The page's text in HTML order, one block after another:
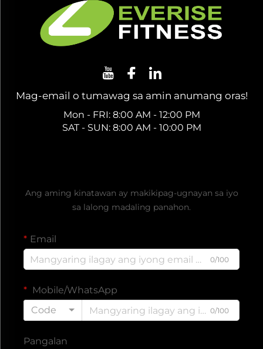
Mag-email o tumawag sa amin anumang oras!
Mon - FRI: 8:00 AM - 12:00 PM
SAT - SUN: 8:00 AM - 10:00 PM
Ang aming kinatawan ay makikipag-ugnayan sa iyo
sa lalong madaling panahon.
Email
0/100
Mobile/WhatsApp
Code
0/100
Pangalan